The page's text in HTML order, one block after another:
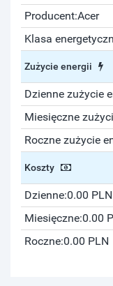
Producent:Acer
Klasa
Zużycie energii
Dzienne zużycie
Miesięczne
Roczne zużycie
Koszty
Dzienne:0.00 PLN
Miesięczne:0.00
Roczne:0.00 PLN